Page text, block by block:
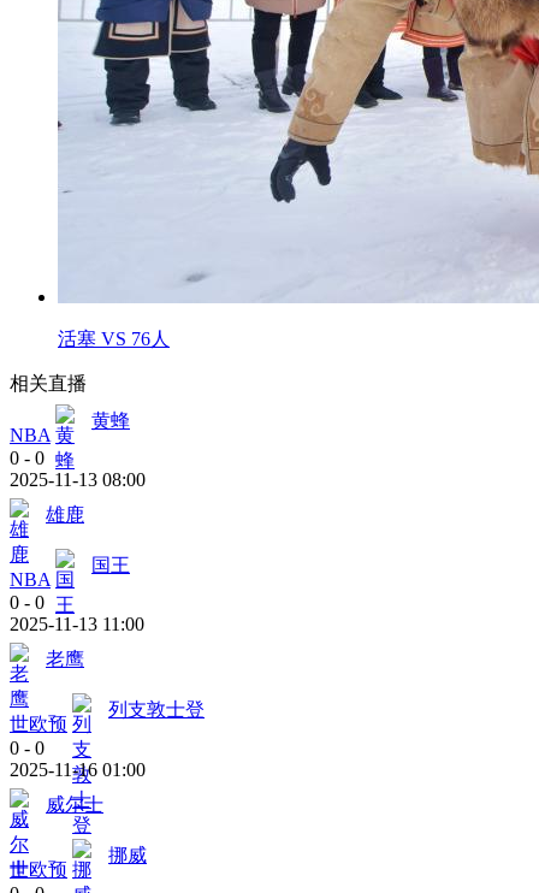
活塞 VS 76人
相关直播
NBA
黄蜂
0 - 0
2025-11-13 08:00
雄鹿
NBA
国王
0 - 0
2025-11-13 11:00
老鹰
世欧预
列支敦士登
0 - 0
2025-11-16 01:00
威尔士
世欧预
挪威